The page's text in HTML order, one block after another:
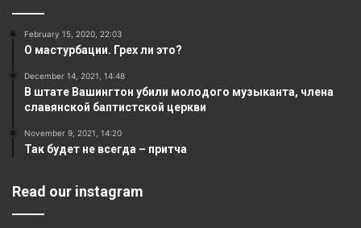
February 15, 2020, 22:03
О мастурбации. Грех ли это?
December 14, 2021, 14:48
В штате Вашингтон убили молодого музыканта, члена
славянской баптистской церкви
November 9, 2021, 14:20
Так будет не всегда – притча
Read our instagram